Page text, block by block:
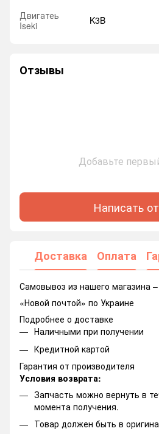
Двигатеь
Iseki
K3B
Отзывы
Добавьте
Написать
Доставка Оплата
Самовывоз из нашего магазина
«Новой почтой» по Украине
Подробнее о доставке
Наличными при получении
Кредитной картой
Гарантия от производителя
Условия возврата:
Запчасть можно вернуть в
момента получения.
Товар должен быть в